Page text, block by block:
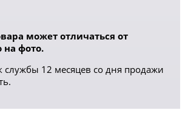
может отличаться от
на фото.
службы 12 месяцев со дня продажи